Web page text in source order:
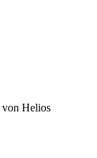
von Helios